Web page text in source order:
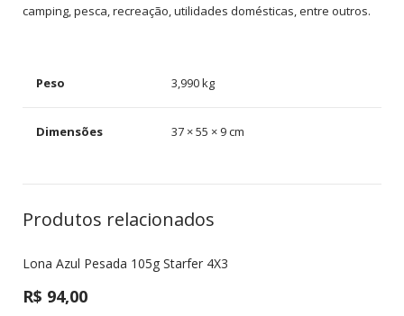
camping, pesca, recreação, utilidades domésticas, entre outros.
Peso 3,990 kg
Dimensões 37 × 55 × 9 cm
Produtos relacionados
Lona Azul Pesada 105g Starfer 4X3
R$ 94,00